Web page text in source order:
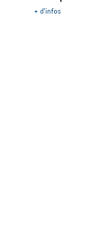
+ d'infos